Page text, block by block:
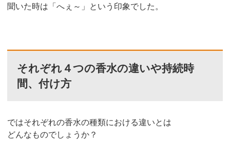
聞いた時は「へぇ～」という印象でした。
それぞれ４つの香水の違いや持続時
間、付け方
ではそれぞれの香水の種類における違いとは
どんなものでしょうか？